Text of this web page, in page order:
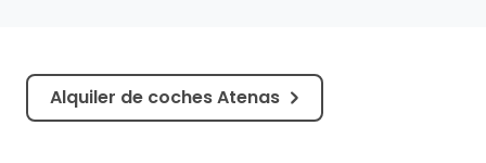
Alquiler de coches Atenas